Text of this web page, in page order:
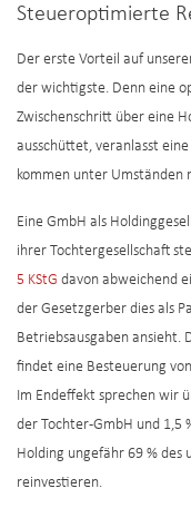
Steueroptimierte
Der erste Vorteil auf
der wichtigste. Denn eine
Zwischenschritt über eine
ausschüttet, veranlasst eine
kommen unter Umständen
Eine GmbH als
ihrer Tochtergesellschaft
5 KStG davon abweichend
der Gesetzgerber dies als
Betriebsausgaben ansieht.
findet eine Besteuerung
Im Endeffekt sprechen wir
der Tochter-GmbH und 1,5
Holding ungefähr 69 % des
reinvestieren.